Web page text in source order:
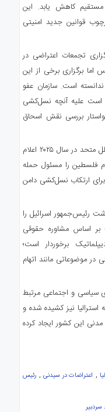
کاهش یابد. این
قوانین جدید امنیتی
تجمعات اعتراضی در
اما برگزاری برخی از این
است. سازمان عفو
است علیه آنچه نسل‌کشی
بررسی نقش اسحاق
کمیسیون مستقل بین‌المللی تحقیق سازمان ملل متحد در سال ۲۰۲۵ اعلام
فلسطین را مسئول حمله
ارتکاب نسل‌کشی دامن
رئیس‌جمهور اسرائیل را
بر اساس مشاوره حقوقی
برخوردار است؛
موضوعاتی مانند اتهام
سیاسی و اجتماعی مرتبط
نیز کشیده شده و
این کشور ایجاد کرده
, اعتراضات در سیدنی, رئیس
سردبیر